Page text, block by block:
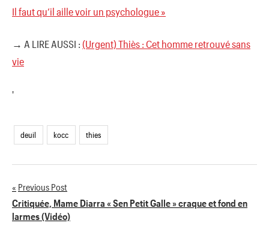
Il faut qu’il aille voir un psychologue »
→ A LIRE AUSSI : (Urgent) Thiès : Cet homme retrouvé sans
vie
'
deuil kocc thies
Navigation
de
Previous Post
Critiquée, Mame Diarra « Sen Petit Galle » craque et fond en
larmes (Vidéo)